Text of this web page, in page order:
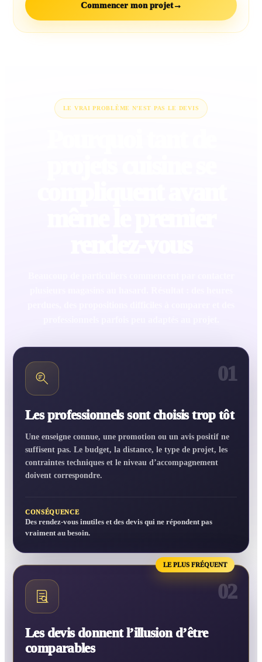
Commencer mon projet→
LE VRAI PROBLÈME N’EST PAS LE DEVIS
01
Les professionnels sont choisis trop tôt
Une enseigne connue, une promotion ou un avis positif ne
suffisent pas. Le budget, la distance, le type de projet, les
contraintes techniques et le niveau d’accompagnement
doivent correspondre.
CONSÉQUENCE
Des rendez-vous inutiles et des devis qui ne répondent pas
vraiment au besoin.
LE PLUS FRÉQUENT
02
Les devis donnent l’illusion d’être
comparables